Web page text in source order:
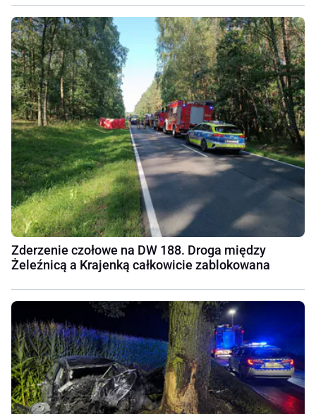
Zderzenie czołowe na DW 188. Droga między
Żeleźnicą a Krajenką całkowicie zablokowana